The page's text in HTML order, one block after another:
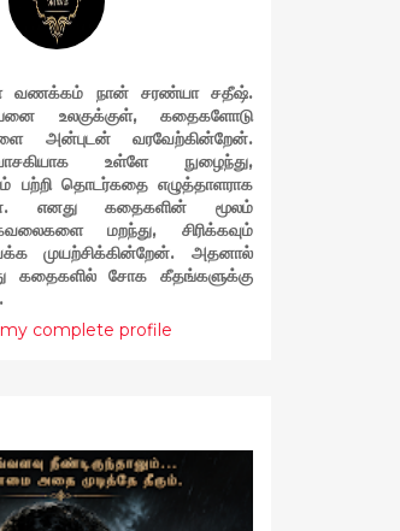
வணக்கம் நான் சரண்யா சதீஷ்.
உலகுக்குள், கதைகளோடு
அன்புடன் வரவேற்கின்றேன்.
வாசகியாக உள்ளே நுழைந்து,
பற்றி தொடர்கதை எழுத்தாளராக
எனது கதைகளின் மூலம்
மறந்து, சிரிக்கவும்
முயற்சிக்கின்றேன். அதனால்
கதைகளில் சோக கீதங்களுக்கு
complete profile